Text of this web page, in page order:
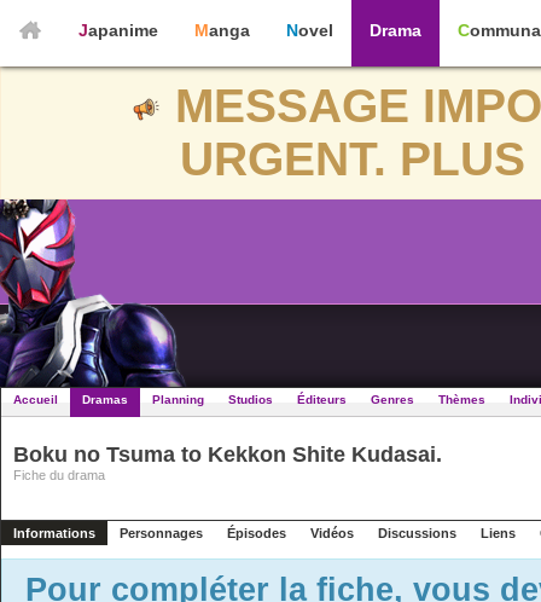
Japanime Manga Novel Drama
MESSAGE
URGENT.
Accueil Dramas Planning Studios Éditeurs Genres Thèmes
Boku no Tsuma to Kekkon Shite Kudasai.
Fiche du drama
Informations Personnages Épisodes Vidéos Discussions Liens
Pour compléter la fiche, vous